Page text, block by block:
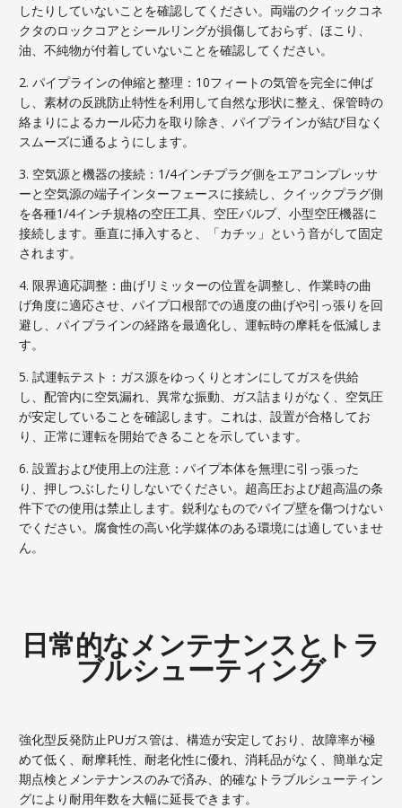
したりしていないことを確認してください。両端のクイックコネ
クタのロックコアとシールリングが損傷しておらず、ほこり、
油、不純物が付着していないことを確認してください。
2. パイプラインの伸縮と整理：10フィートの気管を完全に伸ば
し、素材の反跳防止特性を利用して自然な形状に整え、保管時の
絡まりによるカール応力を取り除き、パイプラインが結び目なく
スムーズに通るようにします。
3. 空気源と機器の接続：1/4インチプラグ側をエアコンプレッサ
ーと空気源の端子インターフェースに接続し、クイックプラグ側
を各種1/4インチ規格の空圧工具、空圧バルブ、小型空圧機器に
接続します。垂直に挿入すると、「カチッ」という音がして固定
されます。
4. 限界適応調整：曲げリミッターの位置を調整し、作業時の曲
げ角度に適応させ、パイプ口根部での過度の曲げや引っ張りを回
避し、パイプラインの経路を最適化し、運転時の摩耗を低減しま
す。
5. 試運転テスト：ガス源をゆっくりとオンにしてガスを供給
し、配管内に空気漏れ、異常な振動、ガス詰まりがなく、空気圧
が安定していることを確認します。これは、設置が合格してお
り、正常に運転を開始できることを示しています。
6. 設置および使用上の注意：パイプ本体を無理に引っ張った
り、押しつぶしたりしないでください。超高圧および超高温の条
件下での使用は禁止します。鋭利なものでパイプ壁を傷つけない
でください。腐食性の高い化学媒体のある環境には適していませ
ん。
日常的なメンテナンスとトラ
ブルシューティング
強化型反発防止PUガス管は、構造が安定しており、故障率が極
めて低く、耐摩耗性、耐老化性に優れ、消耗品がなく、簡単な定
期点検とメンテナンスのみで済み、的確なトラブルシューティン
グにより耐用年数を大幅に延長できます。